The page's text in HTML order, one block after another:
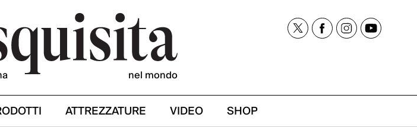
nel mondo
ATTREZZATURE VIDEO SHOP